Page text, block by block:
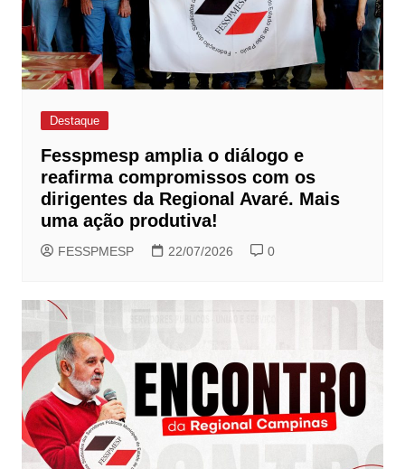
Destaque
Fesspmesp amplia o diálogo e
reafirma compromissos com os
dirigentes da Regional Avaré. Mais
uma ação produtiva!
FESSPMESP 22/07/2026 0